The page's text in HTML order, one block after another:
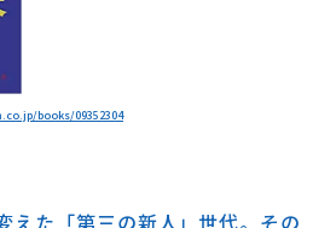
books/09352304
えた「第三の新人」世代。その